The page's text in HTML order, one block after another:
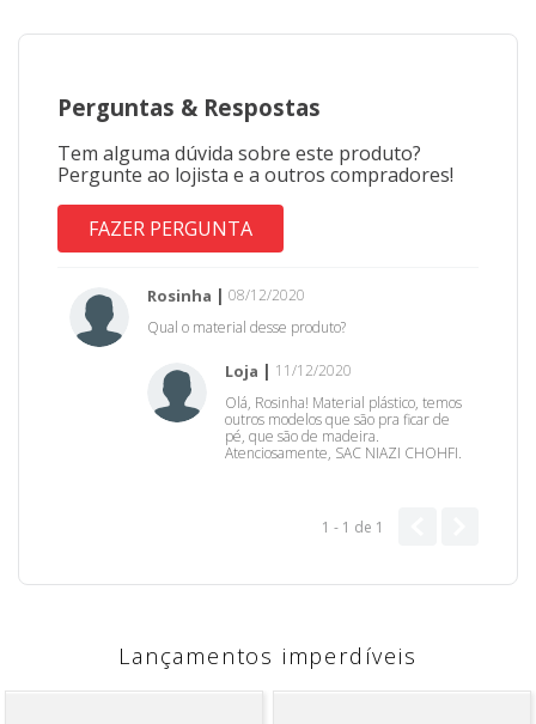
Perguntas & Respostas
Tem alguma dúvida sobre este produto?
Pergunte ao lojista e a outros compradores!
FAZER PERGUNTA
Rosinha
08/12/2020
Qual o material desse produto?
Loja
11/12/2020
Olá, Rosinha! Material plástico, temos
outros modelos que são pra ficar de
pé, que são de madeira.
Atenciosamente, SAC NIAZI CHOHFI.
1 - 1 de 1
Lançamentos imperdíveis